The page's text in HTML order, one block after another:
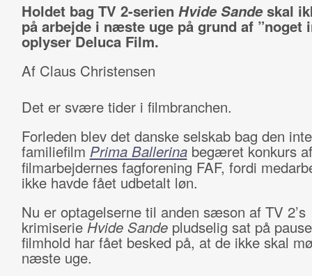
Holdet bag TV 2-serien Hvide Sandeskal
på arbejde i næste uge på grund af ”noget
oplyser Deluca Film.
Af Claus Christensen
Det er svære tider i filmbranchen.
Forleden blev det danske selskab bag den
familiefilm Prima Ballerinabegæret konkurs af
filmarbejdernes fagforening FAF, fordi
ikke havde fået udbetalt løn.
Nu er optagelserne til anden sæson af TV 2’s
krimiserie Hvide Sandepludselig sat på
filmhold har fået besked på, at de ikke skal
næste uge.